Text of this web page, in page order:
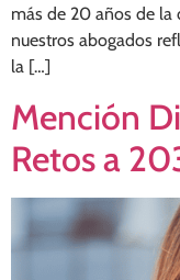
más de 20 años de la
nuestros abogados
la […]
Mención
Retos a